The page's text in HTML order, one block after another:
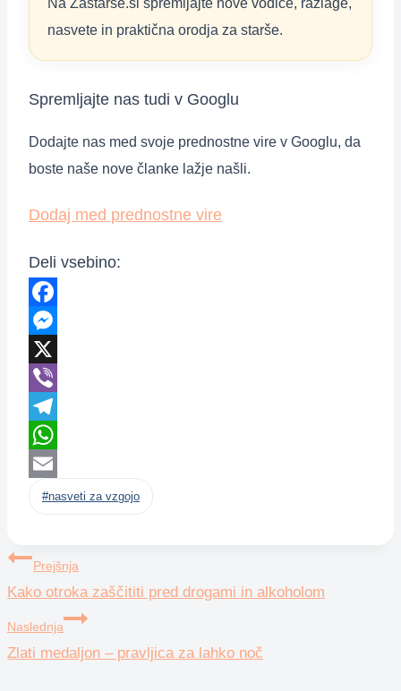
nasvete in praktična orodja za starše.
Spremljajte nas tudi v Googlu
Dodajte nas med svoje prednostne vire v Googlu, da
boste naše nove članke lažje našli.
Dodaj med prednostne vire
Deli vsebino:
Facebook
Messenger
X
Viber
Telegram
WhatsApp
Email
Post
Tags:
#nasveti za vzgojo
Navigacija
prispevka
Prejšnja
Kako otroka zaščititi pred drogami in alkoholom
Naslednja
Zlati medaljon – pravljica za lahko noč